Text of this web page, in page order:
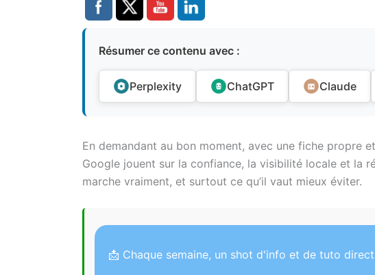
Résumer ce contenu avec :
Perplexity ChatGPT Claude
En demandant au bon moment, avec une fiche propre
Google jouent sur la confiance, la visibilité locale et la
marche vraiment, et surtout ce qu’il vaut mieux éviter.
📩 Chaque semaine, un shot d'info et de tuto